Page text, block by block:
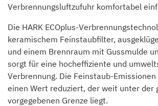
Verbrennungsluftzufuhr komfortabel
Die HARK ECOplus-
keramischem Feinstaubfilter,
und einem Brennraum mit Gussmulde
sorgt für eine hocheffiziente und
Verbrennung. Die Feinstaub-
einen Wert reduziert, der weit unter der
vorgegebenen Grenze liegt.